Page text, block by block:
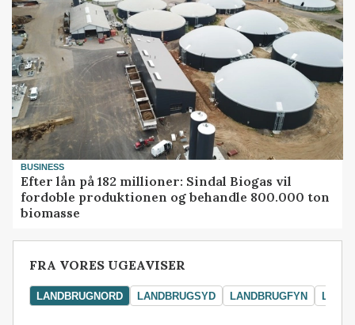
BUSINESS
Efter lån på 182 millioner: Sindal Biogas vil
fordoble produktionen og behandle 800.000 ton
biomasse
FRA VORES UGEAVISER
LANDBRUGNORD LANDBRUGSYD LANDBRUGFYN